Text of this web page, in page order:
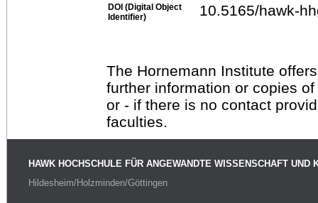
DOI (Digital Object
Identifier)
10.5165/hawk-
The Hornemann Institute
further information or copies
or - if there is no contact
faculties.
HAWK HOCHSCHULE FÜR ANGEWANDTE WISSENSCHAFT UND
Hildesheim/Holzminden/Göttingen